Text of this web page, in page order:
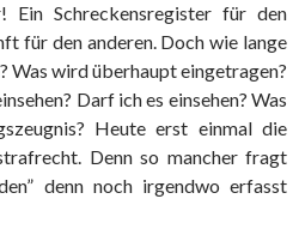
Ein Schreckensregister für den
für den anderen. Doch wie lange
Was wird überhaupt eingetragen?
Darf ich es einsehen? Was
Heute erst einmal die
Denn so mancher fragt
denn noch irgendwo erfasst